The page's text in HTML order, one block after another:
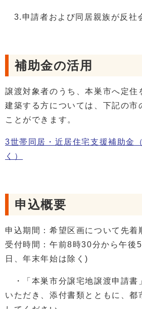
3.申請者および同居親族が反社
補助金の活用
譲渡対象者のうち、本巣市へ定住
建築する方については、下記の市
ことができます。
3世帯同居・近居住宅支援補助金
く）
申込概要
申込期間：希望区画について先着
受付時間：午前8時30分から午後
日、年末年始は除く)
・「本巣市分譲宅地譲渡申請書
いただき、添付書類とともに、都